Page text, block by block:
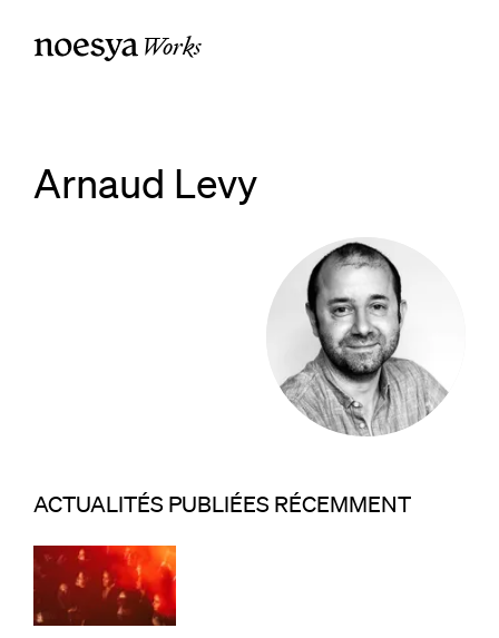
Works
Arnaud Levy
ACTUALITÉS PUBLIÉES RÉCEMMENT